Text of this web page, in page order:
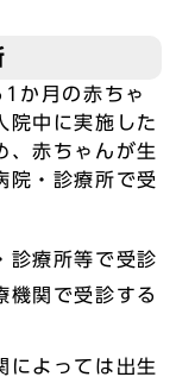
か月の赤ちゃ
院中に実施した
、赤ちゃんが生
院・診療所で受
診療所等で受診
機関で受診する
によっては出生